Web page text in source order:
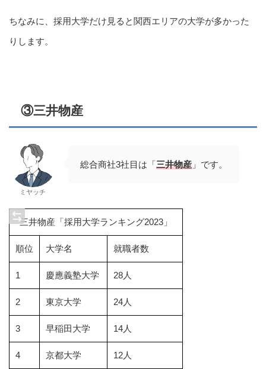
ちなみに、採用大学だけ見ると関西エリアの大学が多かった
りします。
③三井物産
ミヤッチ
総合商社3社目は「三井物産 」です。
三井物産「採用大学ランキング2023」
順位 大学名 就職者数
1 慶應義塾大学 28人
2 東京大学 24人
3 早稲田大学 14人
4 京都大学 12人